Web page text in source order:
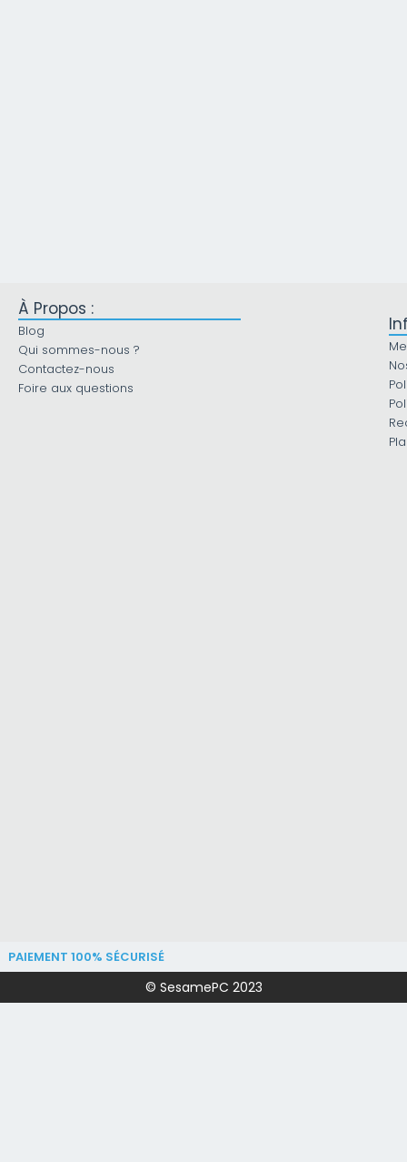
À Propos :
Blog
Qui sommes-nous ?
Contactez-nous
Foire aux questions
PAIEMENT 100% SÉCURISÉ
© SesamePC 2023